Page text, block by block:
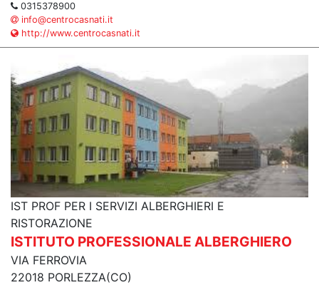
0315378900
info@centrocasnati.it
http://www.centrocasnati.it
IST PROF PER I SERVIZI ALBERGHIERI E
RISTORAZIONE
ISTITUTO PROFESSIONALE ALBERGHIERO
VIA FERROVIA
22018 PORLEZZA(CO)